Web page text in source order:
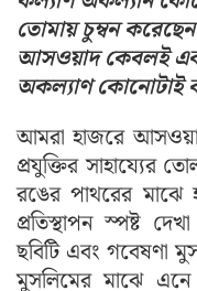
তোমায় চুম্বন
আসওয়াদ কেবলই
অকল্যাণ কোনোটাই
আমরা হাজরে
প্রযুক্তির সাহায্যের
রঙের পাথরের
প্রতিস্থাপন স্পষ্ট
ছবিটি এবং গবেষণা
মুসলিমের মাঝে